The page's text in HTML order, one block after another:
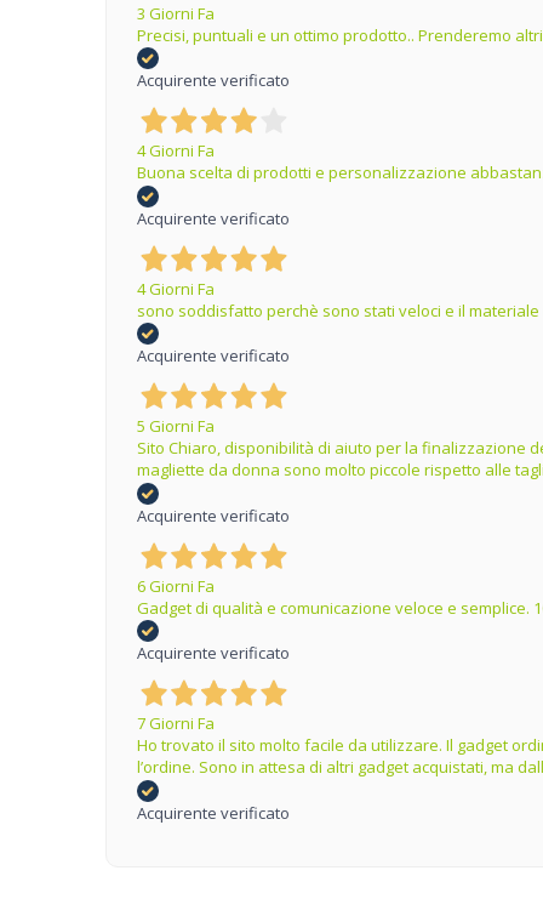
3 Giorni Fa
Precisi, puntuali e un ottimo prodotto.. Prenderemo
Acquirente verificato
4 Giorni Fa
Buona scelta di prodotti e personalizzazione
Acquirente verificato
4 Giorni Fa
sono soddisfatto perchè sono stati veloci e il
Acquirente verificato
5 Giorni Fa
Sito Chiaro, disponibilità di aiuto per la finalizzazione
magliette da donna sono molto piccole rispetto alle
Acquirente verificato
6 Giorni Fa
Gadget di qualità e comunicazione veloce e semplice.
Acquirente verificato
7 Giorni Fa
Ho trovato il sito molto facile da utilizzare. Il gadget
l’ordine. Sono in attesa di altri gadget acquistati, ma
Acquirente verificato